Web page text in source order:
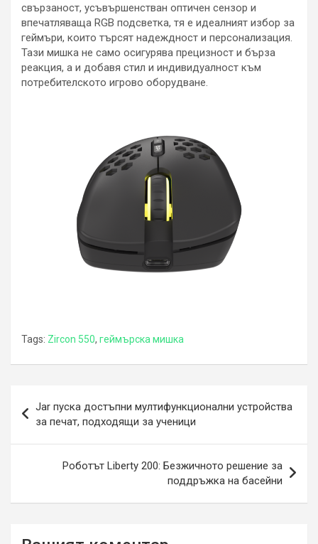
свързаност, усъвършенстван оптичен сензор и
впечатляваща RGB подсветка, тя е идеалният избор за
геймъри, които търсят надеждност и персонализация.
Тази мишка не само осигурява прецизност и бърза
реакция, а и добавя стил и индивидуалност към
потребителското игрово оборудване.
Tags: Zircon 550, геймърска мишка
Jar пуска достъпни мултифункционални устройства
за печат, подходящи за ученици
Роботът Liberty 200: Безжичното решение за
поддръжка на басейни